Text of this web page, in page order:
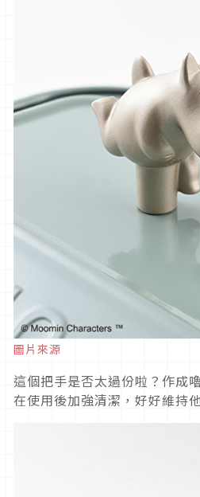
圖片來源
這個把手是否太過份啦？作成
在使用後加強清潔，好好維持